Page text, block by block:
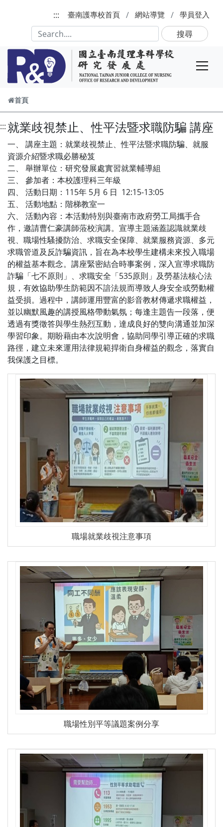
:::
臺南護專校首頁 網站導覽 學員登入
搜尋
首頁
:::就業歧視禁止、性平法暨求職防騙 講座
一、 講座主題：就業歧視禁止、性平法暨求職防騙、就服
資源介紹暨求職必勝秘笈
二、 舉辦單位：研究發展處實習就業輔導組
三、 參加者：本校護理科三年級
四、 活動日期：115年 5月 6 日 12:15-13:05
五、 活動地點：階梯教室一
六、 活動內容：本活動特別與臺南市政府勞工局攜手合
作，邀請曹仁豪講師蒞校演講。宣導主題涵蓋認識就業歧
視、職場性騷擾防治、求職安全保障、就業服務資源、多元
求職管道及反詐騙資訊，旨在為本校學生建構未來投入職場
的權益基本觀念。講座緊密結合時事案例，深入宣導求職防
詐騙「七不原則」、求職安全「535原則」及勞基法核心法
規，有效協助學生防範因不諳法規而導致人身安全或勞動權
益受損。過程中，講師運用豐富的影音教材傳遞求職權益，
並以幽默風趣的講授風格帶動氣氛；每逢主題告一段落，便
透過有獎徵答與學生熱烈互動，達成良好的雙向溝通並加深
學習印象。期盼藉由本次說明會，協助同學引導正確的求職
路徑，建立未來運用法律規範捍衛自身權益的觀念，落實自
我保護之目標。
職場就業歧視注意事項
職場性別平等議題案例分享